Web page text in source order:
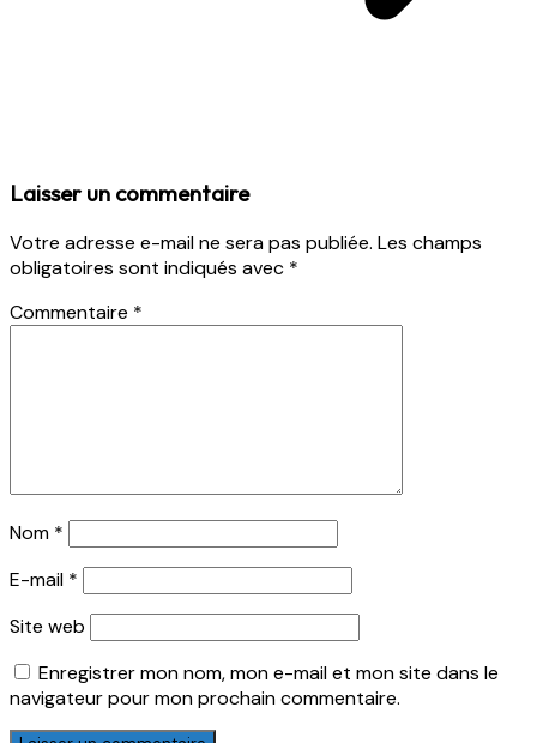
Laisser un commentaire
Votre adresse e-mail ne sera pas publiée. Les champs
obligatoires sont indiqués avec *
Commentaire *
Nom *
E-mail *
Site web
Enregistrer mon nom, mon e-mail et mon site dans le
navigateur pour mon prochain commentaire.